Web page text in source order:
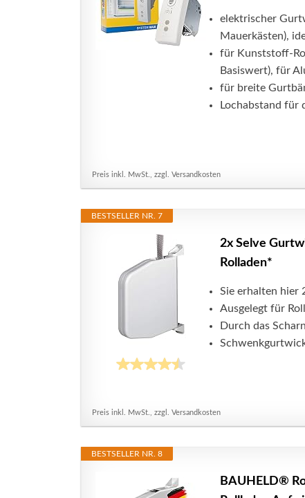
elektrischer
Mauerkästen),
für Kunststoff-
Basiswert), für
für breite
Lochabstand für
Preis inkl. MwSt., zzgl. Versandkosten
BESTSELLER NR. 7
2x Selve
Rolladen*
Sie erhalten hier
Ausgelegt für
Durch das
Preis inkl. MwSt., zzgl. Versandkosten
BESTSELLER NR. 8
BAUHELD®